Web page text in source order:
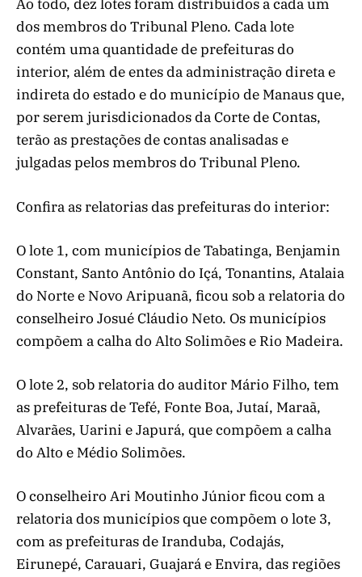
Ao todo, dez lotes foram distribuídos a cada um
dos membros do Tribunal Pleno. Cada lote
contém uma quantidade de prefeituras do
interior, além de entes da administração direta e
indireta do estado e do município de Manaus que,
por serem jurisdicionados da Corte de Contas,
terão as prestações de contas analisadas e
julgadas pelos membros do Tribunal Pleno.
Confira as relatorias das prefeituras do interior:
O lote 1, com municípios de Tabatinga, Benjamin
Constant, Santo Antônio do Içá, Tonantins, Atalaia
do Norte e Novo Aripuanã, ficou sob a relatoria do
conselheiro Josué Cláudio Neto. Os municípios
compõem a calha do Alto Solimões e Rio Madeira.
O lote 2, sob relatoria do auditor Mário Filho, tem
as prefeituras de Tefé, Fonte Boa, Jutaí, Maraã,
Alvarães, Uarini e Japurá, que compõem a calha
do Alto e Médio Solimões.
O conselheiro Ari Moutinho Júnior ficou com a
relatoria dos municípios que compõem o lote 3,
com as prefeituras de Iranduba, Codajás,
Eirunepé, Carauari, Guajará e Envira, das regiões